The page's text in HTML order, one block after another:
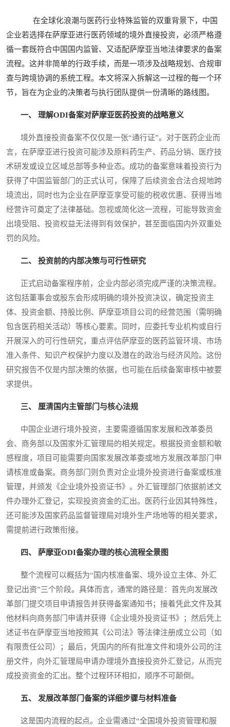
在全球化浪潮与医药行业特殊监管的双重背景下，中国
企业若选择在萨摩亚进行医药领域的境外直接投资，必须严格遵
循一套既符合中国国内监管、又适配萨摩亚当地法律要求的备案
流程。这并非简单的行政手续，而是一项涉及战略规划、合规审
查与跨境协调的系统工程。本文将深入拆解这一过程的每一个环
节，旨在为企业的决策者与执行团队提供一份清晰的路线图。
一、 理解ODI备案对萨摩亚医药投资的战略意义
境外直接投资备案不仅仅是一张“通行证”。对于医药企业而
言，在萨摩亚进行投资可能涉及原料药生产、药品分销、医疗技
术研发或设立区域总部等多种业态。成功的备案意味着投资行为
获得了中国监管部门的正式认可，保障了后续资金合法合规地跨
境流出，同时也为企业在萨摩亚享受可能的税收优惠、获得当地
经营许可奠定了法律基础。忽视或简化这一流程，可能导致资金
出境受阻、投资权益无法得到有效保护，甚至面临国内外双重处
罚的风险。
二、 投资前的内部决策与可行性研究
正式启动备案程序前，企业内部必须完成严谨的决策流程。
这包括董事会或股东会形成明确的境外投资决议，确定投资主
体、投资金额、持股比例、萨摩亚项目公司的经营范围（需明确
包含医药相关活动）等核心要素。同时，应委托专业机构或自行
开展深入的可行性研究，重点评估萨摩亚的医药监管环境、市场
准入条件、知识产权保护力度以及潜在的政治与经济风险。这份
研究报告不仅是内部决策的依据，也可能在后续备案审核中被要
求提供。
三、 厘清国内主管部门与核心法规
中国企业进行境外投资，主要需遵循国家发展和改革委员
会、商务部以及国家外汇管理局的相关规定。根据投资金额和敏
感程度，项目可能需要向国家发展改革委或地方发展改革部门申
请核准或备案。商务部门则负责对企业境外投资进行备案或核准
管理，并颁发《企业境外投资证书》。外汇管理部门依据前述文
件办理外汇登记，实现投资资金的汇出。医药行业因其特殊性，
还可能涉及国家药品监督管理局对境外生产场地等的相关要求，
需提前进行政策衔接。
四、 萨摩亚ODI备案办理的核心流程全景图
整个流程可以概括为“国内核准备案、境外设立主体、外汇
登记出资”三个阶段。具体而言，通常的路径是：首先向发展改
革部门提交项目申请报告并获得备案通知书；接着凭此文件及其
他材料向商务部门申请并获得《企业境外投资证书》；然后凭上
述证书在萨摩亚当地按照其《公司法》等法律注册成立公司（如
有限责任公司）；最后，凭国内的所有批准文件和境外公司的注
册文件，向外汇管理局申请办理境外直接投资外汇登记，从而完
成投资资金的汇出。整个过程环环相扣，顺序不可颠倒。
五、 发展改革部门备案的详细步骤与材料准备
这是国内流程的起点。企业需通过“全国境外投资管理和服